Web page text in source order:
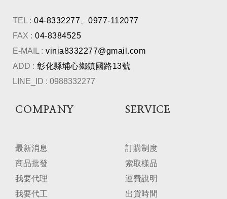
TEL : 04-8332277
0977-112077
FAX : 04-8384525
E-MAIL : vinia8332277@gmail.com
ADD : 彰化縣埔心鄉鎮國路13號
LINE_ID : 0988332277
COMPANY
最新消息
商品批發
我要代理
我要代工
SERVICE
訂購制度
索取樣品
運費說明
出貨時間